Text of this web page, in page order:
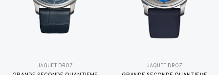
JAQUET DROZ JAQUET DROZ